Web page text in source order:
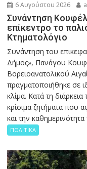
6 Αυγούστου 2026
Συνάντηση
επίκεντρο το
Κτηματολόγιο
Συνάντηση του
Δήμος», Πανάγου
Βορειοανατολικού
πραγματοποιήθηκε σε
κλίμα. Κατά τη
κρίσιμα ζητήματα που
και την καθημερινότητα
ΠΟΛΙΤΙΚΑ